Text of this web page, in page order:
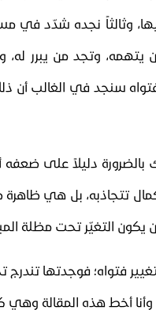
وثالثاً نجده شدّد في
وتجد من يبرر له،
سنجد في الغالب أن
بالضرورة دليلاً على
تتجاذبه، بل هي ظاهرة
التغيّر تحت مظلة
فتواه؛ فوجدتها
أخط هذه المقالة وهي